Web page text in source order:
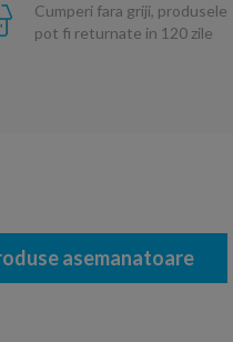
Cumperi fara griji, produsele
pot fi returnate in 120 zile
asemanatoare